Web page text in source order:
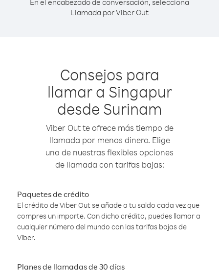
En el encabezado de conversación, selecciona
Llamada por Viber Out
Consejos para
llamar a Singapur
desde Surinam
Viber Out te ofrece más tiempo de
llamada por menos dinero. Elige
una de nuestras flexibles opciones
de llamada con tarifas bajas:
Paquetes de crédito
El crédito de Viber Out se añade a tu saldo cada vez que
compres un importe. Con dicho crédito, puedes llamar a
cualquier número del mundo con las tarifas bajas de
Viber.
Planes de llamadas de 30 días